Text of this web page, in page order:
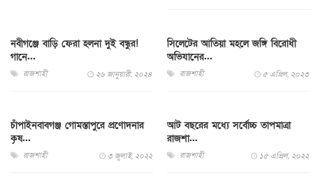
নবীগঞ্জে বাড়ি ফেরা হলনা দুই বন্ধুর!
গানে...
রাজশাহী ২৬ জানুয়ারী, ২০২৪
সিলেটের আতিয়া মহলে জঙ্গি বিরোধী
অভিযানের...
রাজশাহী ৫ এপ্রিল, ২০২৩
চাঁপাইনবাবগঞ্জ গোমস্তাপুরে প্রণোদনার
কৃষ...
রাজশাহী ৩ জুলাই, ২০২২
আট বছরের মধ্যে সর্বোচ্চ তাপমাত্রা
রাজশা...
রাজশাহী ১৫ এপ্রিল, ২০২২